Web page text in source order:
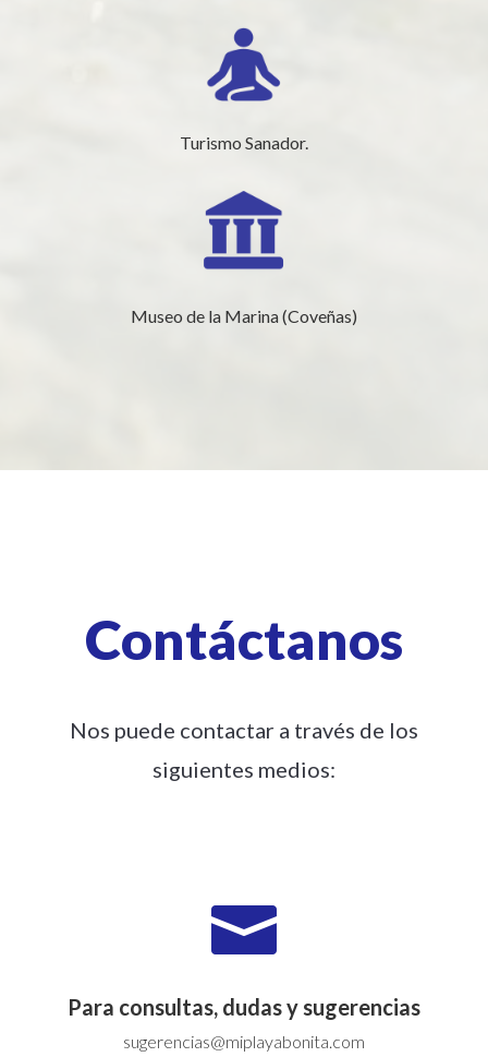
Turismo Sanador.
Museo de la Marina (Coveñas)
Contáctanos
Nos puede contactar a través de los
siguientes medios:

Para consultas, dudas y sugerencias
sugerencias@miplayabonita.com